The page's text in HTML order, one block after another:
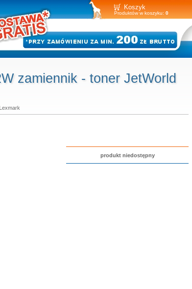
Koszyk
Produktów w koszyku: 0
zamiennik - toner JetWorld
produkt niedostępny